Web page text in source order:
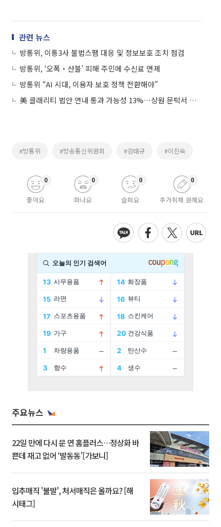
관련 뉴스
방통위, 이통3사 불법스팸 대응 및 정보보호 조치 점검
방통위, ‘오폭‧산불’ 피해 주민에 수신료 면제
방통위 “AI 시대, 이용자 보호 정책 전환해야”
美 클래리티 법안 연내 통과 가능성 13%…상원 문턱서 제동
#방통위 #방송통신위원회 #김태규 #이진숙
좋아요
0
화나요
0
슬퍼요
0
추가취재 원해요
0
주요뉴스
22일 만에 다시 문 연 홈플러스…정상화 바
쁜데 재고 없어 ‘발동동’[가보니]
입추매직 '불발', 처서매직은 올까요? [해
시태그]